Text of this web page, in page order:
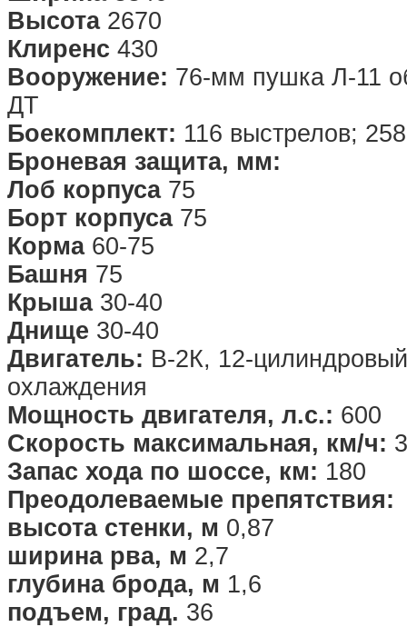
Высота2670
Клиренс 430
Вооружение: 76-мм пушка Л-11
ДТ
Боекомплект: 116 выстрелов;
Броневая защита, мм:
Лоб корпуса75
Борт корпуса75
Корма60-75
Башня 75
Крыша30-40
Днище 30-40
Двигатель: В-2К, 12-
охлаждения
Мощность двигателя, л.с.: 600
Скорость максимальная, км/ч:
Запас хода по шоссе, км: 180
Преодолеваемые препятствия:
высота стенки, м 0,87
ширина рва, м 2,7
глубина брода, м 1,6
подъем, град. 36